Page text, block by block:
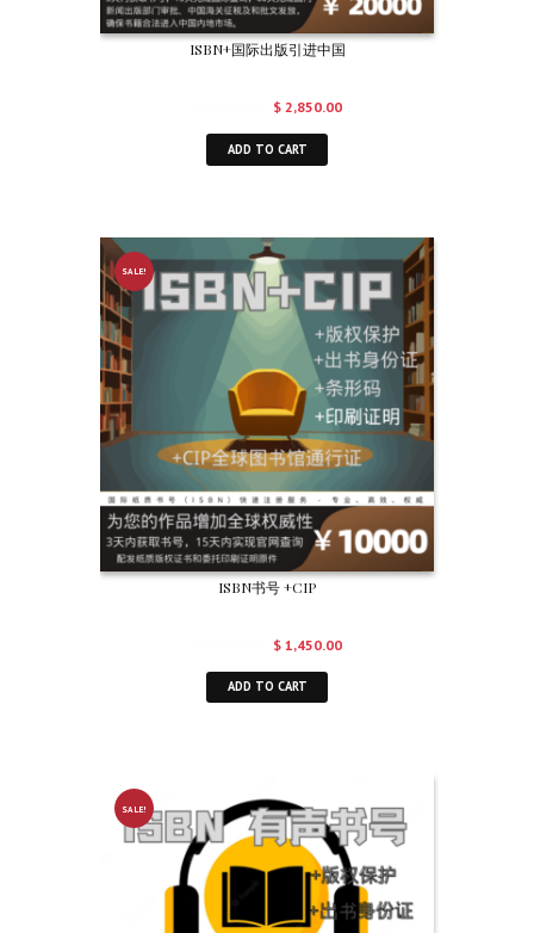
ISBN+国际出版引进中国
$2,850.00
ADD TO CART
SALE!
ISBN书号 +CIP
$1,450.00
ADD TO CART
SALE!